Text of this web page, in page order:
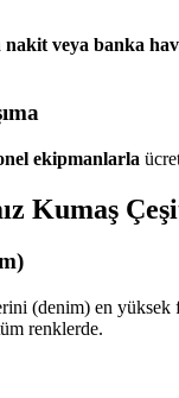
nakit veya banka
ekipmanlarla
Kumaş
(denim) en yüksek
renklerde.